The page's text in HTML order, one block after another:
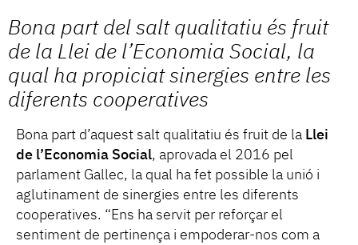
Bona part del salt qualitatiu és fruit
de la Llei de l’Economia Social, la
qual ha propiciat sinergies entre les
diferents cooperatives
Bona part d’aquest salt qualitatiu és fruit de la Llei
de l’Economia Social, aprovada el 2016 pel
parlament Gallec, la qual ha fet possible la unió i
aglutinament de sinergies entre les diferents
cooperatives. “Ens ha servit per reforçar el
sentiment de pertinença i empoderar-nos com a